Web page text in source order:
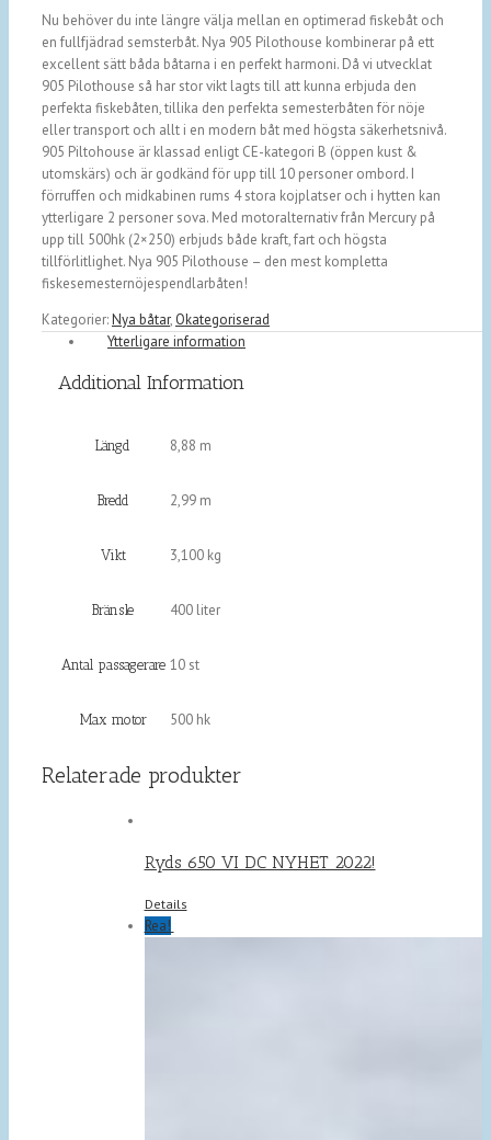
Nu behöver du inte längre välja mellan en optimerad fiskebåt och
en fullfjädrad semsterbåt. Nya 905 Pilothouse kombinerar på ett
excellent sätt båda båtarna i en perfekt harmoni. Då vi utvecklat
905 Pilothouse så har stor vikt lagts till att kunna erbjuda den
perfekta fiskebåten, tillika den perfekta semesterbåten för nöje
eller transport och allt i en modern båt med högsta säkerhetsnivå.
905 Piltohouse är klassad enligt CE-kategori B (öppen kust &
utomskärs) och är godkänd för upp till 10 personer ombord. I
förruffen och midkabinen rums 4 stora kojplatser och i hytten kan
ytterligare 2 personer sova. Med motoralternativ från Mercury på
upp till 500hk (2×250) erbjuds både kraft, fart och högsta
tillförlitlighet. Nya 905 Pilothouse – den mest kompletta
fiskesemesternöjespendlarbåten!
Kategorier:Nya båtar, Okategoriserad
Ytterligare information
Additional Information
Längd 8,88 m
Bredd 2,99 m
Vikt 3,100 kg
Bränsle 400 liter
Antal passagerare 10 st
Max motor 500 hk
Relaterade produkter
Ryds 650 VI DC NYHET 2022!
Details
Rea!